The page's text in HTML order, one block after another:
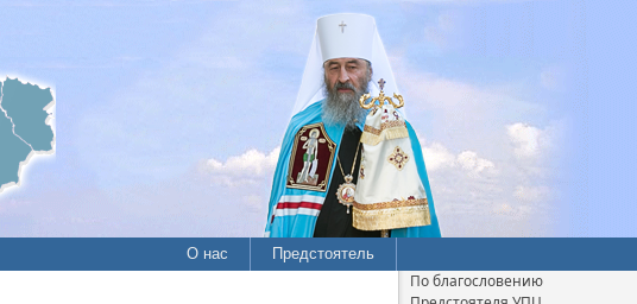
О нас Предстоятель
По благословению